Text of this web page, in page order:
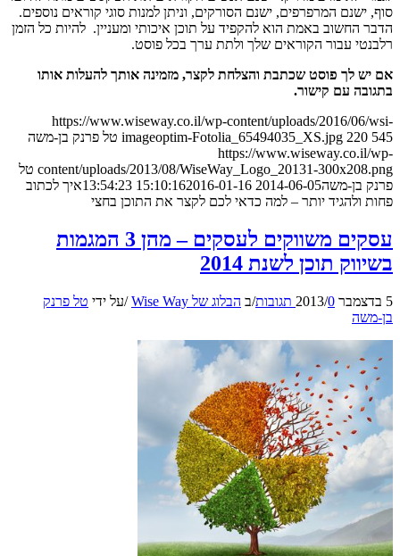
סוף, ישנם המרפרפים, ישנם הסורקים, וניתן למנות סוגי קוראים נוספים.
הדבר החשוב באמת הוא להקפיד על תוכן איכותי ומעניין. להיות כל הזמן
רלבנטי עבור הקוראים שלך ולתת ערך בכל פוסט.
אם יש לך פוסט שכתבת והצלחת לקצר, מזמינה אותך להעלות אותו
בתגובה עם קישור.
https://www.wiseway.co.il/wp-content/uploads/2016/06/wsi-
imageoptim-Fotolia_65494035_XS.jpg 220 545
טל פרנק בן-משה
https://www.wiseway.co.il/wp-
content/uploads/2013/08/WiseWay_Logo_20131-300x208.png טל
פרנק בן-משה2014-06-05 15:10:16
2016-01-16 13:54:23
איך לכתוב
פחות ולהגיד יותר – למה כדאי לכם לקצר את התוכן בחצי
עסקים משווקים לעסקים – מהן 3 המגמות
בשיווק תוכן לשנת 2014
5 בדצמבר 2013 /0 תגובות /ב הבלוג של Wise Way /על ידי טל פרנק
בן-משה